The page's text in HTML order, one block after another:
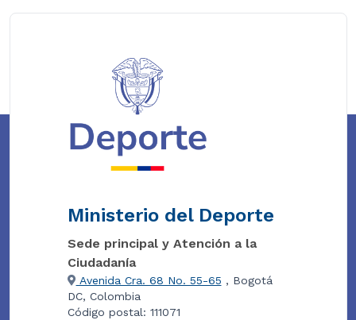
Ministerio del Deporte
Sede principal y Atención a la
Ciudadanía
Avenida Cra. 68 No. 55-65 , Bogotá
DC, Colombia
Código postal: 111071